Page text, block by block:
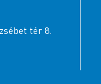
tér 8.